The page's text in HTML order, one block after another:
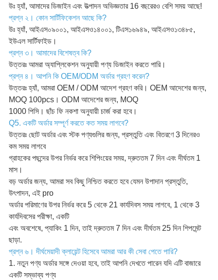
উঃ হ্যাঁ, আমাদের ডিজাইন এবং উত্পাদন অভিজ্ঞতার 16 বছরেরও বেশি সময় আছে!
প্রশ্ন ২। কোন সার্টিফিকেশন আছে কি?
উঃ হ্যাঁ, আইএস০৯০০১, আইএসও১৪০০১, টিএস১৬৯৪৯, আইএসও১৩৪৮৫,
ইউএল সার্টিফাইড।
প্রশ্ন ৩। আমাদের বিশেষত্ব কি?
উত্তরঃ আমরা অ্যাপ্লিকেশন অনুযায়ী পণ্য ডিজাইন করতে পারি।
প্রশ্ন ৪। আপনি কি OEM/ODM অর্ডার গ্রহণ করেন?
উত্তরঃ হ্যাঁ, আমরা OEM / ODM আদেশ গ্রহণ করি। OEM আদেশের জন্য,
MOQ 100pcs। ODM আদেশের জন্য, MOQ
1000 পিসি। ছাঁচ ফি নকশা অনুযায়ী চার্জ করা হবে।
Q5. একটি অর্ডার সম্পূর্ণ করতে কত সময় লাগবে?
উত্তরঃ ছোট অর্ডার এবং স্টক পণ্যগুলির জন্য, প্রস্তুতি এবং বিতরণে 3 দিনেরও
কম সময় লাগবে
গ্রাহকের পছন্দের উপর নির্ভর করে শিপিংয়ের সময়, দ্রুততম 7 দিন এবং দীর্ঘতম 1
মাস।
বড় অর্ডার জন্য, আমরা সব কিছু নিশ্চিত করতে হবে যেমন উপাদান প্রস্তুতি,
উৎপাদন, এই pro
অর্ডার পরিমাণের উপর নির্ভর করে 5 থেকে 21 কার্যদিবস সময় লাগবে, 1 থেকে 3
কার্যদিবসের পরীক্ষা, একটি
এবং অবশেষে, প্যাকিং 1 দিন, তাই দ্রুততম 7 দিন এবং দীর্ঘতম 25 দিন শিপমেন্ট
ছাড়া.
প্রশ্ন ৬। দীর্ঘমেয়াদী ক্লায়েন্ট হিসেবে আমরা আর কী সেবা পেতে পারি?
1. নতুন পণ্য অর্ডার সঙ্গে দেওয়া হবে, তাই আপনি দেখতে পারেন যদি এটি বাজারে
একটি সম্ভাব্য পণ্য